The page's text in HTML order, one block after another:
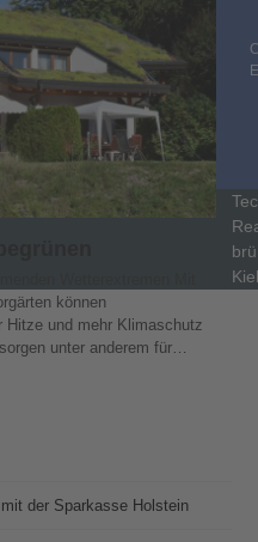
können
Hitze und mehr Klimaschutz
unter anderem für…
der Sparkasse Holstein
Kiel